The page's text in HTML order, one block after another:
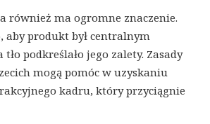
również ma ogromne znaczenie.
aby produkt był centralnym
podkreślało jego zalety. Zasady
mogą pomóc w uzyskaniu
kadru, który przyciągnie